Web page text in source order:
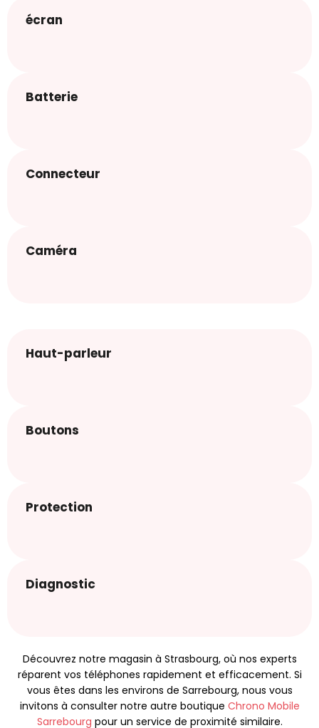
écran
Batterie
Connecteur
Caméra
Haut-parleur
Boutons
Protection
Diagnostic
Découvrez notre magasin à Strasbourg, où nos experts
réparent vos téléphones rapidement et efficacement. Si
vous êtes dans les environs de Sarrebourg, nous vous
invitons à consulter notre autre boutique Chrono Mobile
Sarrebourg pour un service de proximité similaire.